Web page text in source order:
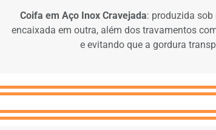
Coifa em Aço Inox Cravejada: produzida
encaixada em outra, além dos travamentos
e evitando que a gordura